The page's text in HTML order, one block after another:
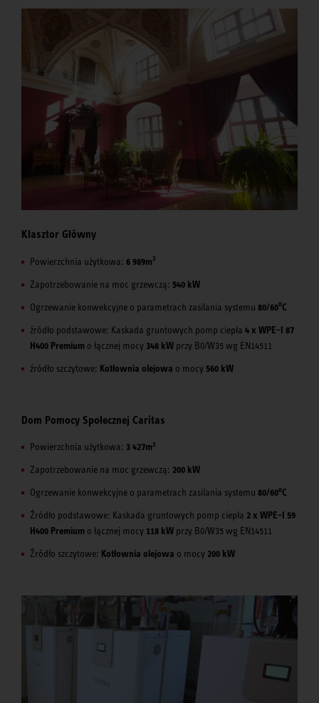
Klasztor Główny
Powierzchnia użytkowa: 6 989m2
Zapotrzebowanie na moc grzewczą: 540 kW
Ogrzewanie konwekcyjne o parametrach zasilania systemu 80/60oC
źródło podstawowe: Kaskada gruntowych pomp ciepła 4 x WPE-I 87
H400 Premium o łącznej mocy 348 kW przy B0/W35 wg EN14511
źródło szczytowe: Kotłownia olejowa o mocy 560 kW
Dom Pomocy Społecznej Caritas
Powierzchnia użytkowa: 3 427m2
Zapotrzebowanie na moc grzewczą: 200 kW
Ogrzewanie konwekcyjne o parametrach zasilania systemu 80/60oC
Źródło podstawowe: Kaskada gruntowych pomp ciepła 2 x WPE-I 59
H400 Premium o łącznej mocy 118 kW przy B0/W35 wg EN14511
Źródło szczytowe: Kotłownia olejowa o mocy 200 kW